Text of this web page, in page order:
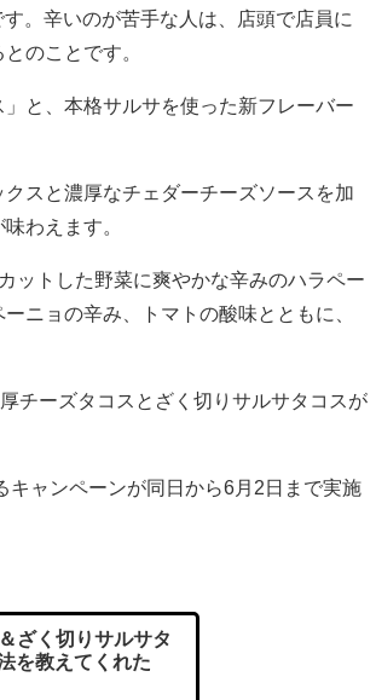
。辛いのが苦手な人は、店頭で店員に
のことです。
と、本格サルサを使った新フレーバー
スと濃厚なチェダーチーズソースを加
わえます。
ットした野菜に爽やかな辛みのハラペー
ニョの辛み、トマトの酸味とともに、
チーズタコスとざく切りサルサタコスが
ャンペーンが同日から6月2日まで実施
ざく切りサルサタ
を教えてくれた